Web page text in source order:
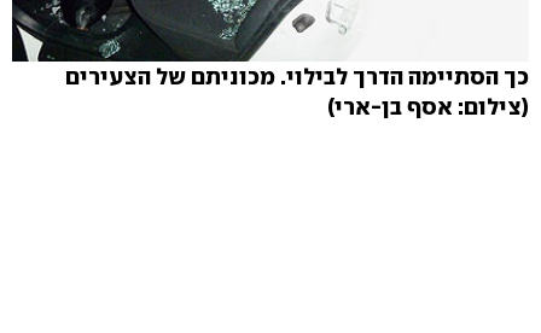
כך הסתיימה הדרך לבילוי. מכוניתם של הצעירים
(צילום: אסף בן-ארי)